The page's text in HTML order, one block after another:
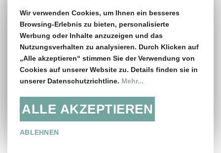
Wir verwenden Cookies, um Ihnen ein besseres
Browsing-Erlebnis zu bieten, personalisierte
Werbung oder Inhalte anzuzeigen und das
Nutzungsverhalten zu analysieren. Durch Klicken auf
„Alle akzeptieren“ stimmen Sie der Verwendung von
Cookies auf unserer Website zu. Details finden sie in
unserer Datenschutzrichtline. Mehr...
ALLE AKZEPTIEREN
ABLEHNEN
Gratis Versand & Rückversand
ab €150,- Bestellwert
14 Tage Rückgaberecht